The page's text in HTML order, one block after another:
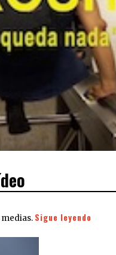
Sigue leyendo